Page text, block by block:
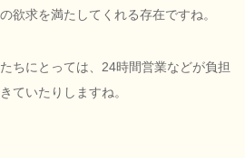
欲求を満たしてくれる存在ですね。
ちにとっては、24時間営業などが負担
ていたりしますね。